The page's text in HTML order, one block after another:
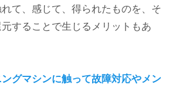
て、感じて、得られたものを、そ
することで生じるメリットもあ
ングマシンに触って故障対応やメン